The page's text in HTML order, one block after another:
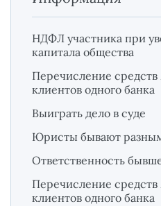
НДФЛ участника при
капитала общества
Перечисление
клиентов одного банка
Выиграть дело в суде
Юристы бывают
Ответственность
Перечисление
клиентов одного банка